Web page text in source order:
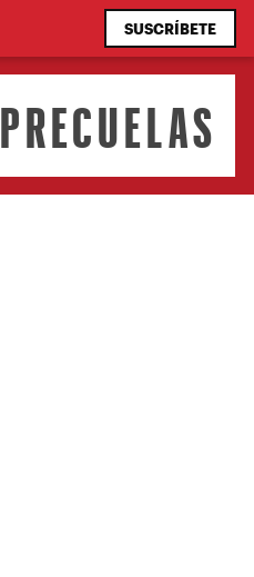
SUSCRÍBETE
PRECUELAS